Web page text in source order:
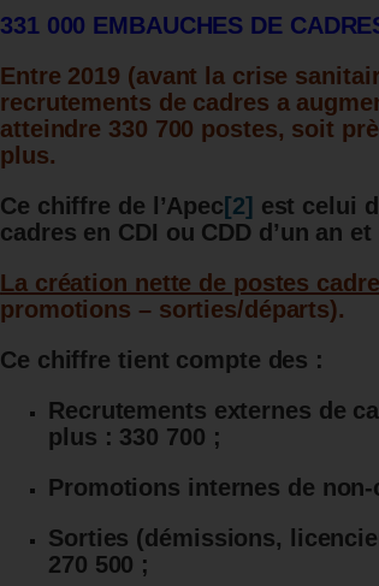
331 000 EMBAUCHES DE
Entre 2019 (avant la crise
recrutements de cadres a
atteindre 330 700 postes, soit
plus.
Ce chiffre de l’Apec [2] est celui
cadres en CDI ou CDD d’un an
La création nette de postes
promotions – sorties/départs).
Ce chiffre tient compte des :
Recrutements externes de
plus : 330 700 ;
Promotions internes de
Sorties (démissions,
270 500 ;